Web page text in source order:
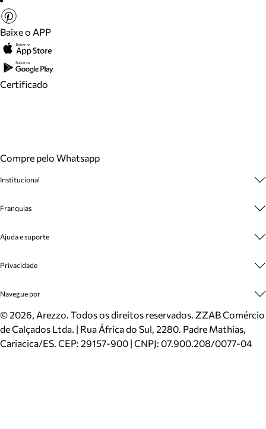
Baixe o APP
Certificado
Compre pelo Whatsapp
Institucional
Cashback
Venda Corporativa
Mapa do Site
Inverno
Mundo Arezzo
Franquias
Plano de Negócio
Ajuda e suporte
Cadastro
Meus Pedidos
Trocas e Devoluções
Cartão Presente
Localizador de lojas
Privacidade
Politica e Privacidade
Navegue por
Sapatos
Bolsas
Scarpins
©2026, Arezzo. Todos os direitos reservados. ZZAB Comércio
de Calçados Ltda. | Rua África do Sul, 2280. Padre Mathias,
Cariacica/ES. CEP: 29157-900 | CNPJ: 07.900.208/0077-04